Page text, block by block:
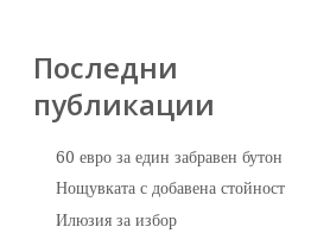
Последни
публикации
60 евро за един забравен бутон
Нощувката с добавена стойност
Илюзия за избор